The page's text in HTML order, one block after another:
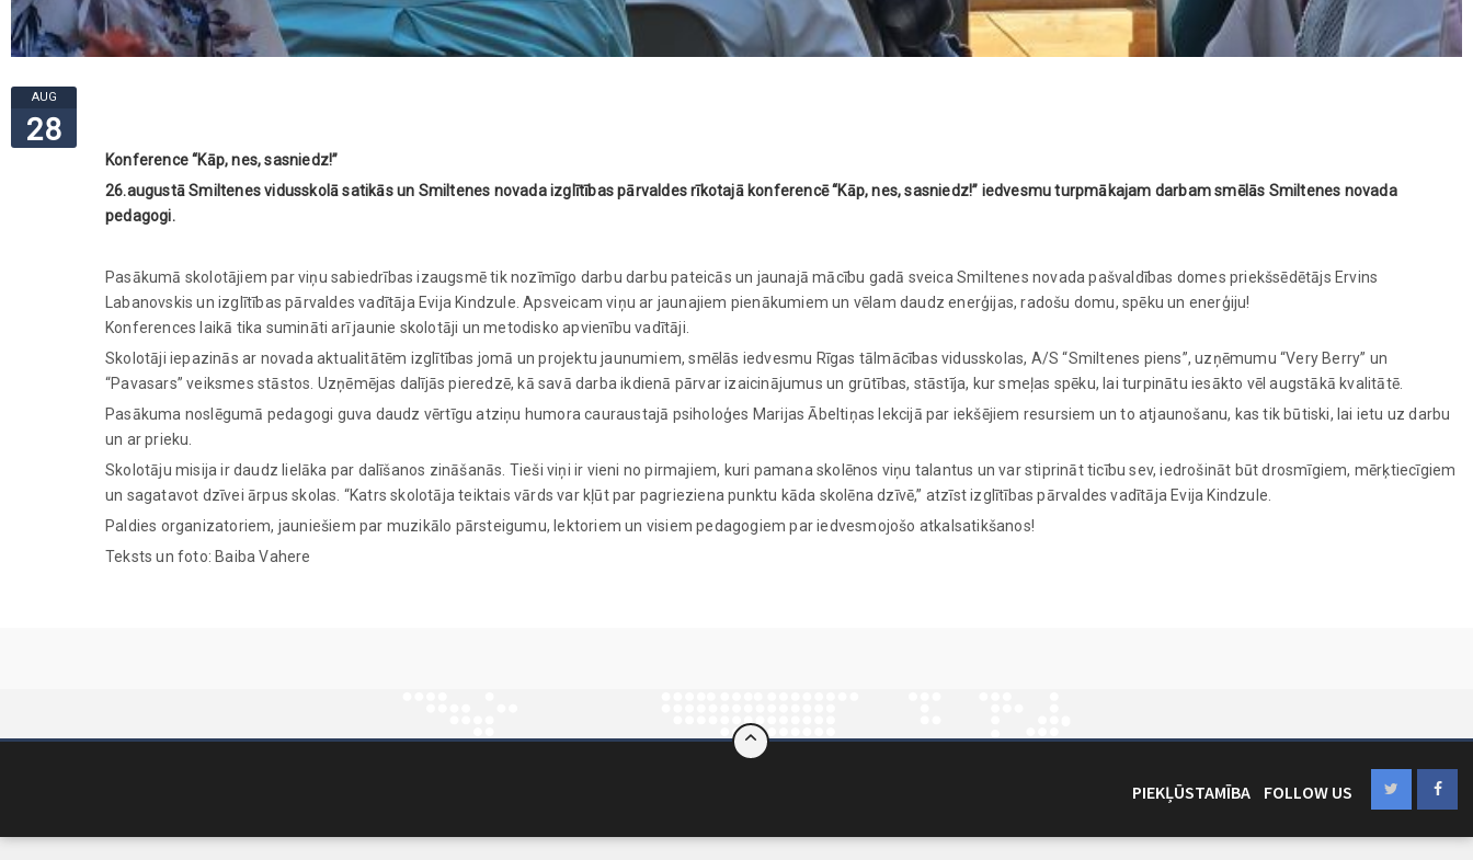
AUG
28
Konference “Kāp, nes, sasniedz!”
26.augustā Smiltenes vidusskolā satikās un Smiltenes novada izglītības pārvaldes rīkotajā konferencē “Kāp, nes, sasniedz!” iedvesmu turpmākajam darbam smēlās Smiltenes novada
pedagogi.
Pasākumā skolotājiem par viņu sabiedrības izaugsmē tik nozīmīgo darbu darbu pateicās un jaunajā mācību gadā sveica Smiltenes novada pašvaldības domes priekšsēdētājs Ervins
Labanovskis un izglītības pārvaldes vadītāja Evija Kindzule. Apsveicam viņu ar jaunajiem pienākumiem un vēlam daudz enerģijas, radošu domu, spēku un enerģiju!
Konferences laikā tika sumināti arī jaunie skolotāji un metodisko apvienību vadītāji.
Skolotāji iepazinās ar novada aktualitātēm izglītības jomā un projektu jaunumiem, smēlās iedvesmu Rīgas tālmācības vidusskolas, A/S “Smiltenes piens”, uzņēmumu “Very Berry” un
“Pavasars” veiksmes stāstos. Uzņēmējas dalījās pieredzē, kā savā darba ikdienā pārvar izaicinājumus un grūtības, stāstīja, kur smeļas spēku, lai turpinātu iesākto vēl augstākā kvalitātē.
Pasākuma noslēgumā pedagogi guva daudz vērtīgu atziņu humora cauraustajā psiholoģes Marijas Ābeltiņas lekcijā par iekšējiem resursiem un to atjaunošanu, kas tik būtiski, lai ietu uz darbu
un ar prieku.
Skolotāju misija ir daudz lielāka par dalīšanos zināšanās. Tieši viņi ir vieni no pirmajiem, kuri pamana skolēnos viņu talantus un var stiprināt ticību sev, iedrošināt būt drosmīgiem, mērķtiecīgiem
un sagatavot dzīvei ārpus skolas. “Katrs skolotāja teiktais vārds var kļūt par pagrieziena punktu kāda skolēna dzīvē,” atzīst izglītības pārvaldes vadītāja Evija Kindzule.
Paldies organizatoriem, jauniešiem par muzikālo pārsteigumu, lektoriem un visiem pedagogiem par iedvesmojošo atkalsatikšanos!
Teksts un foto: Baiba Vahere
PIEKĻŪSTAMĪBA FOLLOW US